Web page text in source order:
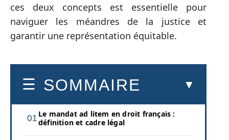
ces deux concepts est essentielle pour
naviguer les méandres de la justice et
garantir une représentation équitable.
SOMMAIRE
Le mandat ad litem en droit français :
définition et cadre légal